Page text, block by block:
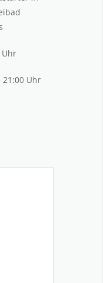
Uhr
21:00 Uhr